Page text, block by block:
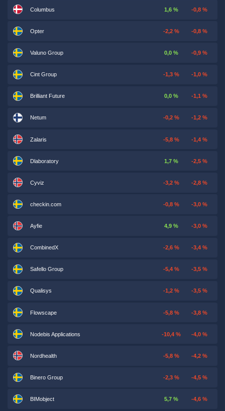
Columbus 1,6 % -0,8 %
Opter -2,2 % -0,8 %
Valuno Group 0,0 % -0,9 %
Cint Group -1,3 % -1,0 %
Brilliant Future 0,0 % -1,1 %
Netum -0,2 % -1,2 %
Zalaris -5,8 % -1,4 %
Dlaboratory 1,7 % -2,5 %
Cyviz -3,2 % -2,8 %
checkin.com -0,8 % -3,0 %
Ayfie 4,9 % -3,0 %
CombinedX -2,6 % -3,4 %
Safello Group -5,4 % -3,5 %
Qualisys -1,2 % -3,5 %
Flowscape -5,8 % -3,8 %
Nodebis Applications -10,4 % -4,0 %
Nordhealth -5,8 % -4,2 %
Binero Group -2,3 % -4,5 %
BIMobject 5,7 % -4,6 %